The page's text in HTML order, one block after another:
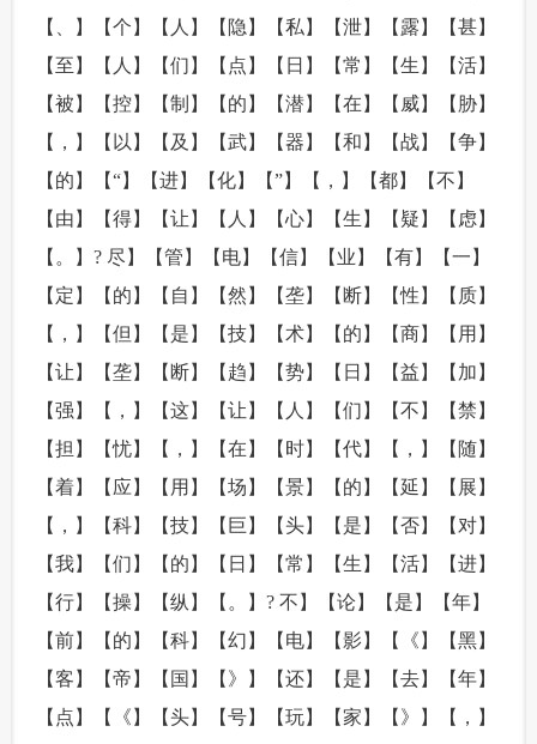
【、】【个】【人】【隐】【私】【泄】【露】【甚】
【至】【人】【们】【点】【日】【常】【生】【活】
【被】【控】【制】【的】【潜】【在】【威】【胁】
【，】【以】【及】【武】【器】【和】【战】【争】
【的】【“】【进】【化】【”】【，】【都】【不】
【由】【得】【让】【人】【心】【生】【疑】【虑】
【。】? 尽】【管】【电】【信】【业】【有】【一】
【定】【的】【自】【然】【垄】【断】【性】【质】
【，】【但】【是】【技】【术】【的】【商】【用】
【让】【垄】【断】【趋】【势】【日】【益】【加】
【强】【，】【这】【让】【人】【们】【不】【禁】
【担】【忧】【，】【在】【时】【代】【，】【随】
【着】【应】【用】【场】【景】【的】【延】【展】
【，】【科】【技】【巨】【头】【是】【否】【对】
【我】【们】【的】【日】【常】【生】【活】【进】
【行】【操】【纵】【。】? 不】【论】【是】【年】
【前】【的】【科】【幻】【电】【影】【《】【黑】
【客】【帝】【国】【》】【还】【是】【去】【年】
【点】【《】【头】【号】【玩】【家】【》】【，】